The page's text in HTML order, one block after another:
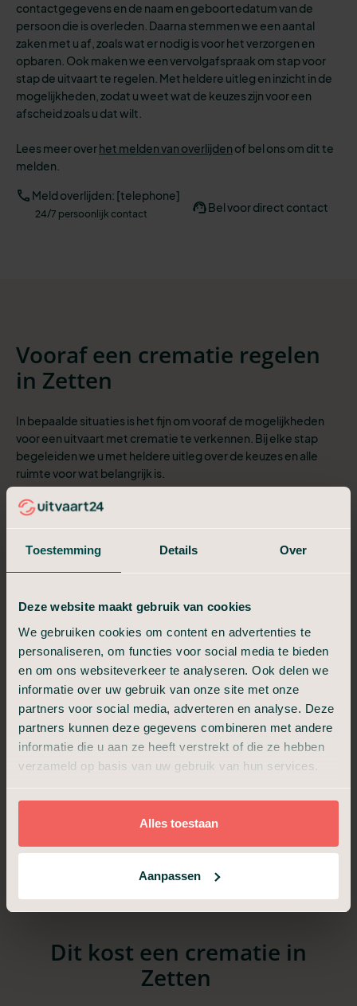
Toestemming Details Over
Deze website maakt gebruik van cookies
We gebruiken cookies om content en advertenties te
personaliseren, om functies voor social media te bieden
en om ons websiteverkeer te analyseren. Ook delen we
informatie over uw gebruik van onze site met onze
partners voor social media, adverteren en analyse. Deze
partners kunnen deze gegevens combineren met andere
informatie die u aan ze heeft verstrekt of die ze hebben
verzameld op basis van uw gebruik van hun services.
Alles toestaan
Aanpassen
contactgegevens en de naam en geboortedatum van de
persoon die is overleden. Daarna stemmen we een aantal
zaken met u af, zoals wat er nodig is voor het verzorgen en
opbaren. Ook maken we een vervolgafspraak om stap voor
stap de uitvaart te regelen. Met heldere uitleg en inzicht in de
mogelijkheden, zodat u weet wat de keuzes zijn voor een
afscheid zoals u dat wilt.
Lees meer overhet melden van overlijden of bel ons om dit te
melden.
Meld overlijden: [telephone]
24/7 persoonlijk contact Bel voor direct contact
Vooraf een crematie regelen
in Zetten
In bepaalde situaties is het fijn om vooraf de mogelijkheden
voor een uitvaart met crematie te verkennen. Bij elke stap
begeleiden we u met heldere uitleg over de keuzes en alle
ruimte voor wat belangrijk is.
In het kort wat u kunt verwachten:
1 Vertel ons over uw wensen voor de uitvaart
3 De uitvaartwensen worden vastgelegd
4
Als iemand is overleden, geeft u dit aan ons
door
5
De persoon die is overleden wordt door ons
zorgteam verzorgd en opgebaard
We verzorgen het afscheid op de locatie van
Dit kost een crematie in
Zetten